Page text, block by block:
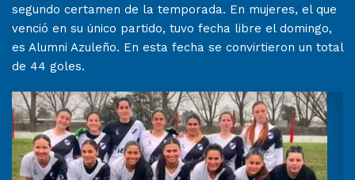
segundo certamen de la temporada. En mujeres, el que
venció en su único partido, tuvo fecha libre el domingo,
es Alumni Azuleño. En esta fecha se convirtieron un total
de 44 goles.